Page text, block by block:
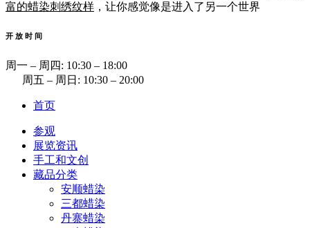
富的蜡染刺绣纹样 ，让你感觉像是进入了另一个世界
开 放 时 间
周一 ‒ 周四: 10:30 ‒ 18:00
周五 ‒ 周日: 10:30 ‒ 20:00
首页
参观
展览资讯
手工和文创
藏品分类
安顺蜡染
三都蜡染
丹寨蜡染